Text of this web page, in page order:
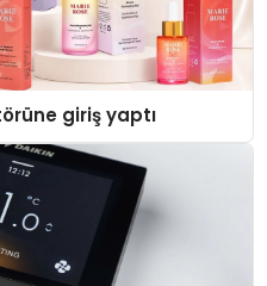
giriş yaptı